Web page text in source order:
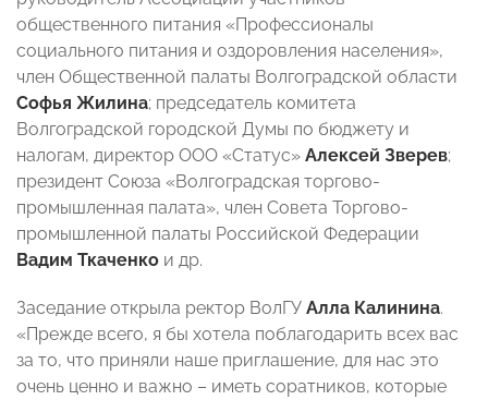
общественного питания «Профессионалы
социального питания и оздоровления населения»,
член Общественной палаты Волгоградской области
Софья Жилина; председатель комитета
Волгоградской городской Думы по бюджету и
налогам, директор ООО «Статус» Алексей Зверев;
президент Союза «Волгоградская торгово-
промышленная палата», член Совета Торгово-
промышленной палаты Российской Федерации
Вадим Ткаченко и др.
Заседание открыла ректор ВолГУ Алла Калинина.
«Прежде всего, я бы хотела поблагодарить всех вас
за то, что приняли наше приглашение, для нас это
очень ценно и важно – иметь соратников, которые